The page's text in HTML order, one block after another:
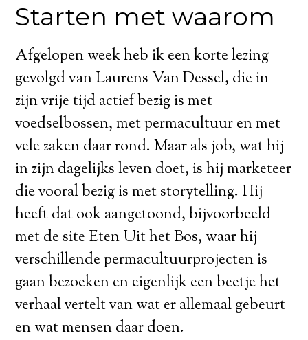
Starten met waarom
Afgelopen week heb ik een korte lezing
gevolgd van Laurens Van Dessel, die in
zijn vrije tijd actief bezig is met
voedselbossen, met permacultuur en met
vele zaken daar rond. Maar als job, wat hij
in zijn dagelijks leven doet, is hij marketeer
die vooral bezig is met storytelling. Hij
heeft dat ook aangetoond, bijvoorbeeld
met de site Eten Uit het Bos, waar hij
verschillende permacultuurprojecten is
gaan bezoeken en eigenlijk een beetje het
verhaal vertelt van wat er allemaal gebeurt
en wat mensen daar doen.